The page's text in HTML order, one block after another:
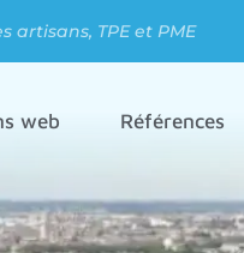
artisans, TPE et PME
web Références